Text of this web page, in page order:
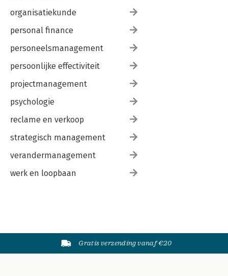
organisatiekunde
personal finance
personeelsmanagement
persoonlijke effectiviteit
projectmanagement
psychologie
reclame en verkoop
strategisch management
verandermanagement
werk en loopbaan
Gratis verzending vanaf €20